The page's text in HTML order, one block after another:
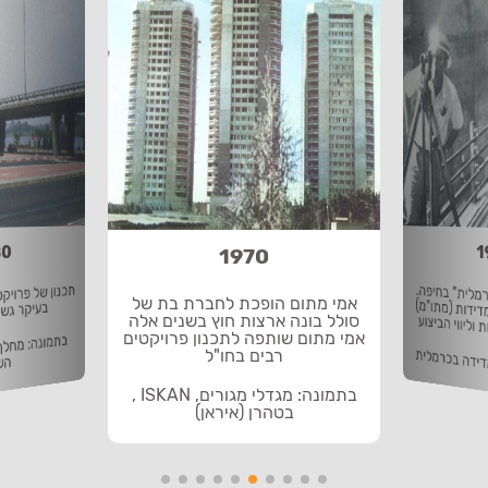
בחיפה.
(מתו"מ)
הביצוע
בכרמלית
1970
אמי מתום הופכת לחברת בת של
סולל בונה ארצות חוץ בשנים אלה
אמי מתום שותפה לתכנון פרויקטים
רבים בחו"ל
בתמונה: מגדלי מגורים, ISKAN ,
בטהרן (איראן)
תכנון של
בעיקר